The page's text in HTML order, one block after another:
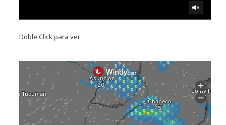
Doble Click para ver